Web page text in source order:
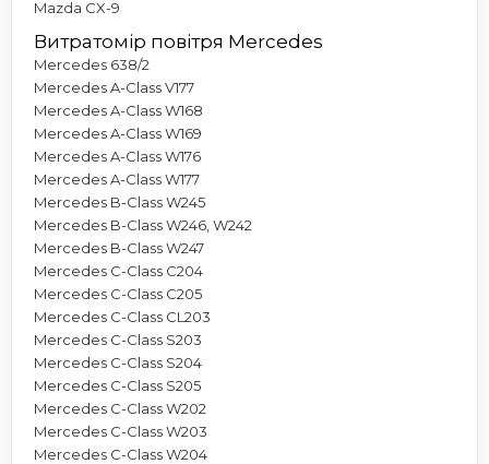
Mazda CX-9
Витратомір повітря Mercedes
Mercedes 638/2
Mercedes A-Class V177
Mercedes A-Class W168
Mercedes A-Class W169
Mercedes A-Class W176
Mercedes A-Class W177
Mercedes B-Class W245
Mercedes B-Class W246, W242
Mercedes B-Class W247
Mercedes C-Class C204
Mercedes C-Class C205
Mercedes C-Class CL203
Mercedes C-Class S203
Mercedes C-Class S204
Mercedes C-Class S205
Mercedes C-Class W202
Mercedes C-Class W203
Mercedes C-Class W204